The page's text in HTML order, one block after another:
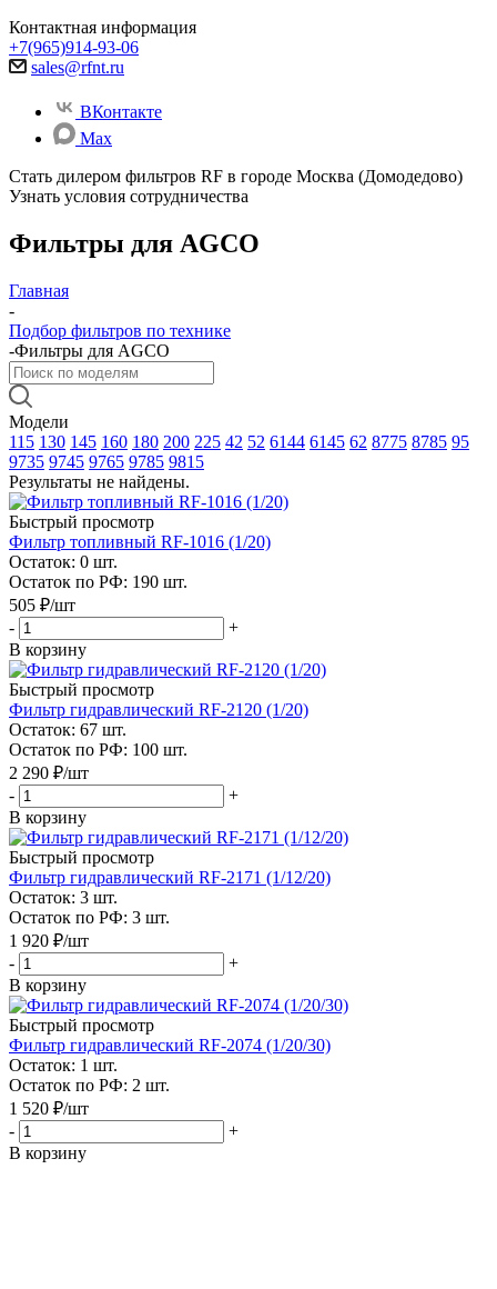
Контактная информация
+7(965)914-93-06
sales@rfnt.ru
ВКонтакте
Max
Стать дилером фильтров RF в городе Москва (Домодедово)
Узнать условия сотрудничества
Фильтры для AGCO
Главная
-
Подбор фильтров по технике
-Фильтры для AGCO
Модели
115 130 145 160 180 200 225 42 52 6144 6145 62 8775 8785 95
9735 9745 9765 9785 9815
Результаты не найдены.
Быстрый просмотр
Фильтр топливный RF-1016 (1/20)
Остаток: 0 шт.
Остаток по РФ: 190 шт.
505 ₽/шт
-
+
В корзину
Быстрый просмотр
Фильтр гидравлический RF-2120 (1/20)
Остаток: 67 шт.
Остаток по РФ: 100 шт.
2 290 ₽/шт
-
+
В корзину
Быстрый просмотр
Фильтр гидравлический RF-2171 (1/12/20)
Остаток: 3 шт.
Остаток по РФ: 3 шт.
1 920 ₽/шт
-
+
В корзину
Быстрый просмотр
Фильтр гидравлический RF-2074 (1/20/30)
Остаток: 1 шт.
Остаток по РФ: 2 шт.
1 520 ₽/шт
-
+
В корзину